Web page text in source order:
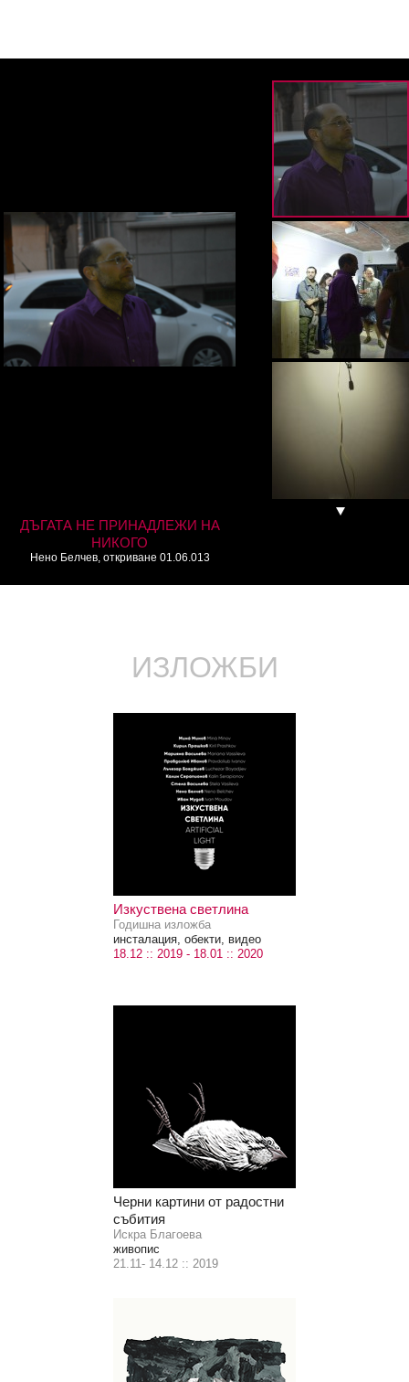
ДЪГАТА НЕ ПРИНАДЛЕЖИ НА
НИКОГО
Нено Белчев, откриване 01.06.013
ИЗЛОЖБИ
Изкуствена светлина
Годишна изложба
инсталация, обекти, видео
18.12 :: 2019 - 18.01 :: 2020
Черни картини от радостни
събития
Искра Благоева
живопис
21.11- 14.12 :: 2019